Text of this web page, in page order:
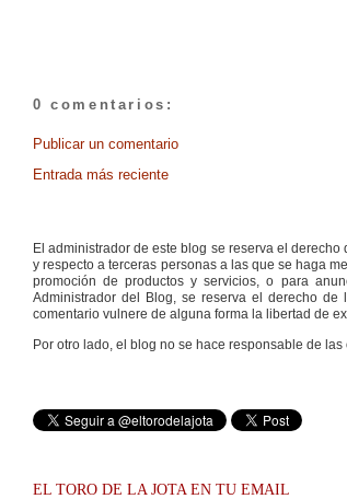
0 comentarios:
Publicar un comentario
Entrada más reciente
El administrador de este blog se reserva el
y respecto a terceras personas a las que se haga
promoción de productos y servicios, o para
Administrador del Blog, se reserva el derecho
comentario vulnere de alguna forma la libertad de
Por otro lado, el blog no se hace responsable de
EL TORO DE LA JOTA EN TU EMAIL